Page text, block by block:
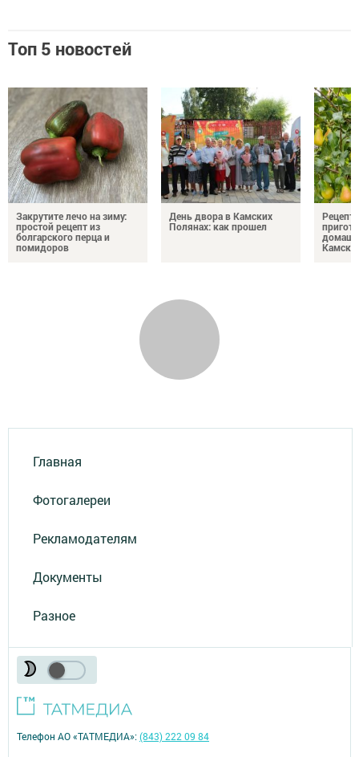
Топ 5 новостей
Закрутите лечо на зиму:
простой рецепт из
болгарского перца и
помидоров
День двора в Камских
Полянах: как прошел
Главная
Фотогалереи
Рекламодателям
Документы
Разное
Телефон АО «ТАТМЕДИА»:(843) 222 09 84